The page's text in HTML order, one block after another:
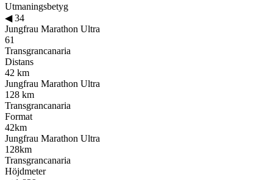
Utmaningsbetyg
◀34
Jungfrau Marathon Ultra
61
Transgrancanaria
Distans
42 km
Jungfrau Marathon Ultra
128 km
Transgrancanaria
Format
42km
Jungfrau Marathon Ultra
128km
Transgrancanaria
Höjdmeter